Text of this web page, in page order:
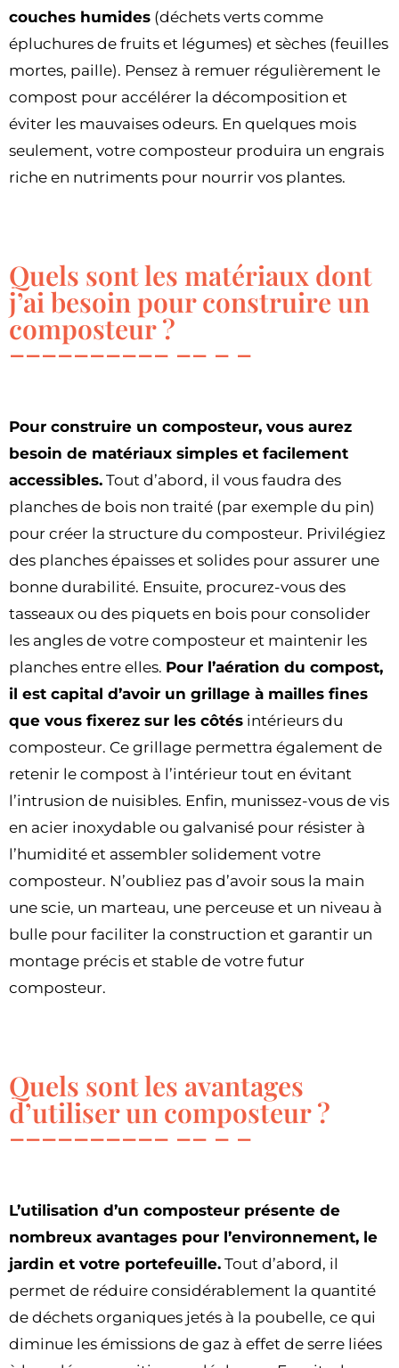
couches humides (déchets verts comme
épluchures de fruits et légumes) et sèches (feuilles
mortes, paille). Pensez à remuer régulièrement le
compost pour accélérer la décomposition et
éviter les mauvaises odeurs. En quelques mois
seulement, votre composteur produira un engrais
riche en nutriments pour nourrir vos plantes.
Quels sont les matériaux dont
j’ai besoin pour construire un
composteur ?
Pour construire un composteur, vous aurez
besoin de matériaux simples et facilement
accessibles. Tout d’abord, il vous faudra des
planches de bois non traité (par exemple du pin)
pour créer la structure du composteur. Privilégiez
des planches épaisses et solides pour assurer une
bonne durabilité. Ensuite, procurez-vous des
tasseaux ou des piquets en bois pour consolider
les angles de votre composteur et maintenir les
planches entre elles. Pour l’aération du compost,
il est capital d’avoir un grillage à mailles fines
que vous fixerez sur les côtés intérieurs du
composteur. Ce grillage permettra également de
retenir le compost à l’intérieur tout en évitant
l’intrusion de nuisibles. Enfin, munissez-vous de vis
en acier inoxydable ou galvanisé pour résister à
l’humidité et assembler solidement votre
composteur. N’oubliez pas d’avoir sous la main
une scie, un marteau, une perceuse et un niveau à
bulle pour faciliter la construction et garantir un
montage précis et stable de votre futur
composteur.
Quels sont les avantages
d’utiliser un composteur ?
L’utilisation d’un composteur présente de
nombreux avantages pour l’environnement, le
jardin et votre portefeuille. Tout d’abord, il
permet de réduire considérablement la quantité
de déchets organiques jetés à la poubelle, ce qui
diminue les émissions de gaz à effet de serre liées